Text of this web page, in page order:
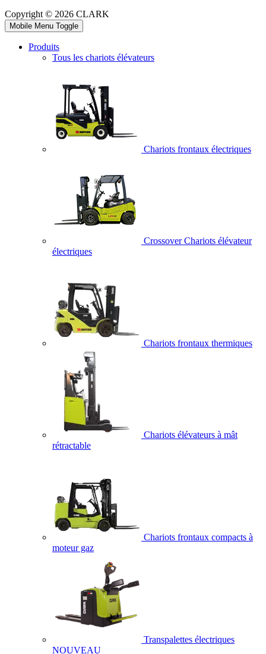
Copyright © 2026 CLARK
Mobile Menu Toggle
Produits
Tous les chariots élévateurs
Chariots frontaux électriques
Crossover Chariots élévateur
électriques
Chariots frontaux thermiques
Chariots élévateurs à mât
rétractable
Chariots frontaux compacts à
moteur gaz
Transpalettes électriques
NOUVEAU